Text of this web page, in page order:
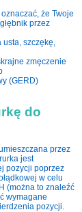
że Twoje
przez
usta, szczękę,
zmęczenie
(GERD)
do
przez
jest
pozycji poprzez
w celu
(można to znaleźć
wymagane
pozycji.